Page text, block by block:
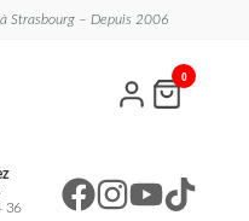
Strasbourg – Depuis 2006
36
0